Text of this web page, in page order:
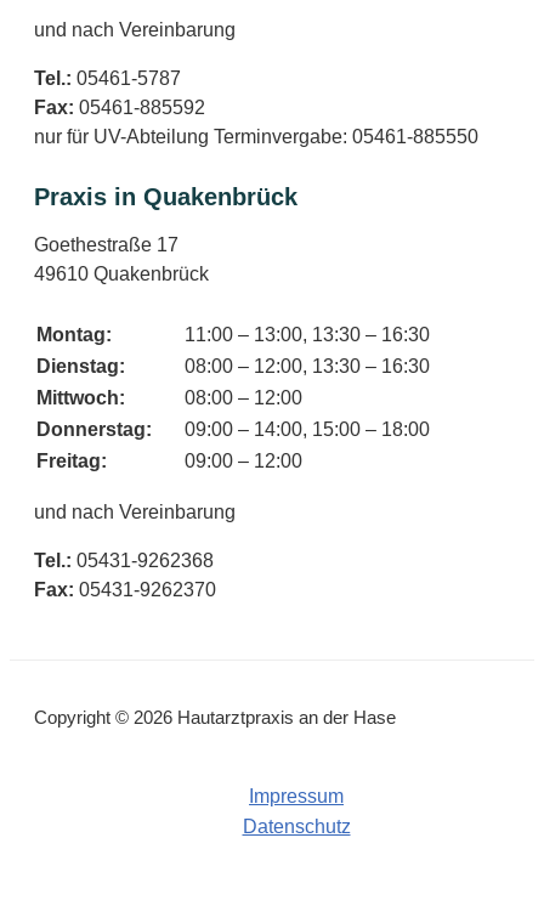
und nach Vereinbarung
Tel.: 05461-5787
Fax: 05461-885592
nur für UV-Abteilung Terminvergabe: 05461-885550
Praxis in Quakenbrück
Goethestraße 17
49610 Quakenbrück
Montag:
11:00 – 13:00, 13:30 – 16:30
Dienstag:
08:00 – 12:00, 13:30 – 16:30
Mittwoch:
08:00 – 12:00
Donnerstag:
09:00 – 14:00, 15:00 – 18:00
Freitag:
09:00 – 12:00
und nach Vereinbarung
Tel.: 05431-9262368
Fax: 05431-9262370
Copyright © 2026 Hautarztpraxis an der Hase
Impressum
Datenschutz